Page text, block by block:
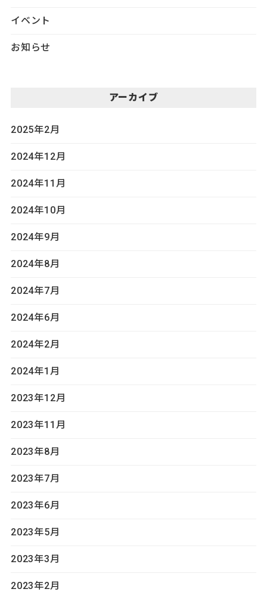
イベント
お知らせ
アーカイブ
2025年2月
2024年12月
2024年11月
2024年10月
2024年9月
2024年8月
2024年7月
2024年6月
2024年2月
2024年1月
2023年12月
2023年11月
2023年8月
2023年7月
2023年6月
2023年5月
2023年3月
2023年2月